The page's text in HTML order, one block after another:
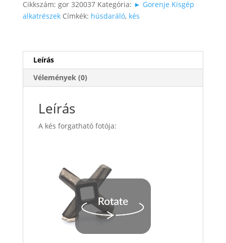
Cikkszám: gor 320037 Kategória: ► Gorenje Kisgép
alkatrészek Címkék: húsdaráló, kés
Leírás
Vélemények (0)
Leírás
A kés forgatható fotója: